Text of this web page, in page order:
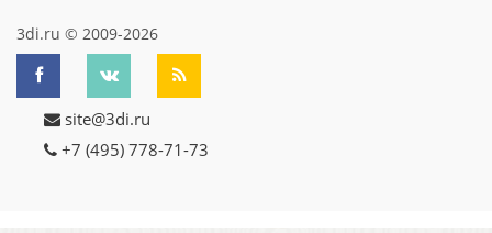
печати,
Тампопечать
нестандарт
3di.ru © 2009-2026
site@3di.ru
+7 (495) 778-71-73